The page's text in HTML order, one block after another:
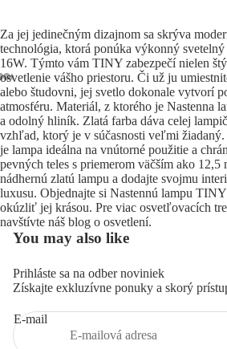
Otvoriť
obrázok
na celú
obrazovku
Otvoriť
obrázok
na celú
obrazovku
Otvoriť
obrázok
na celú
obrazovku
Otvoriť
obrázok
na celú
obrazovku
Otvoriť
obrázok
na celú
obrazovku
Za jej jedinečným dizajnom sa skrýva
technológia, ktorá ponúka výkonný
16W. Týmto vám TINY zabezpečí nielen
osvetlenie vášho priestoru. Či už ju
alebo študovni, jej svetlo dokonale vytvorí
atmosféru. Materiál, z ktorého je Nastenna
a odolný hliník. Zlatá farba dáva celej
vzhľad, ktorý je v súčasnosti veľmi
je lampa ideálna na vnútorné použitie a
pevných teles s priemerom väčším ako 12,5
nádhernú zlatú lampu a dodajte svojmu
luxusu. Objednajte si Nastennú lampu TINY
okúzliť jej krásou. Pre viac osvetľovacích
navštívte náš blog o osvetlení.
You may also like
Prihláste sa na odber noviniek
Získajte exkluzívne ponuky a skorý
E-mail
Pravidlá ochrany súkromia
Podmienky poskytovania služby